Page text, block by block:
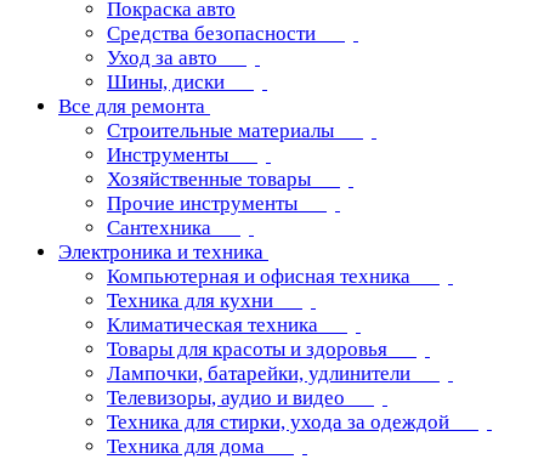
Покраска авто
Средства безопасности
Уход за авто
Шины, диски
Все для ремонта
Строительные материалы
Инструменты
Хозяйственные товары
Прочие инструменты
Сантехника
Электроника и техника
Компьютерная и офисная техника
Техника для кухни
Климатическая техника
Товары для красоты и здоровья
Лампочки, батарейки, удлинители
Телевизоры, аудио и видео
Техника для стирки, ухода за одеждой
Техника для дома